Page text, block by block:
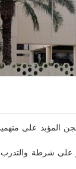
المؤبد على
على شرطة